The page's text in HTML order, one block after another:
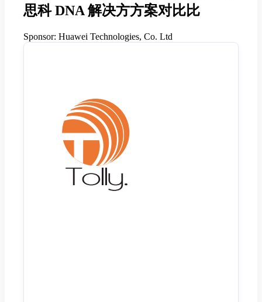
思科 DNA 解决⽅方案对⽐比
Sponsor: Huawei Technologies, Co. Ltd